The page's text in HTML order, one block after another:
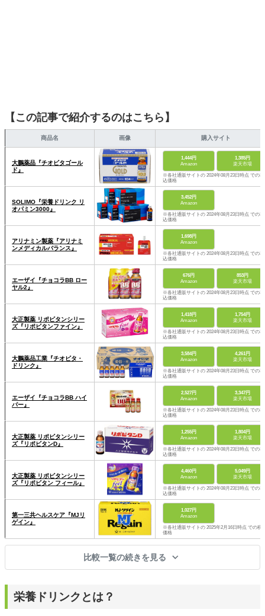
【この記事で紹介するのはこちら】
商品名 画像 購入サイト
大鵬薬品『チオビタゴール
ド』
1,444円
Amazon
1,385円
楽天市場
※各社通販サイトの 2024年08月23日時点 での税
込価格
SOLIMO『栄養ドリンク リ
オパミン3000』
3,452円
Amazon
※各社通販サイトの 2024年08月23日時点 での税
込価格
アリナミン製薬『アリナミ
ンメディカルバランス』
1,698円
Amazon
※各社通販サイトの 2024年08月23日時点 での税
込価格
エーザイ『チョコラBB ロー
ヤル2』
676円
Amazon
853円
楽天市場
※各社通販サイトの 2024年08月23日時点 での税
込価格
大正製薬 リポビタンシリー
ズ『リポビタンファイン』
1,418円
Amazon
1,754円
楽天市場
※各社通販サイトの 2024年08月23日時点 での税
込価格
大鵬薬品工業『チオビタ・
ドリンク』
3,584円
Amazon
4,261円
楽天市場
※各社通販サイトの 2024年08月23日時点 での税
込価格
エーザイ『チョコラBB ハイ
パー』
2,527円
Amazon
3,347円
楽天市場
※各社通販サイトの 2024年08月23日時点 での税
込価格
大正製薬 リポビタンシリー
ズ『リポビタンD』
1,255円
Amazon
1,804円
楽天市場
※各社通販サイトの 2024年08月23日時点 での税
込価格
大正製薬 リポビタンシリー
ズ『リポビタン フィール』
4,460円
Amazon
5,049円
楽天市場
※各社通販サイトの 2024年08月23日時点 での税
込価格
第一三共ヘルスケア『MJリ
ゲイン』
1,027円
Amazon
※各社通販サイトの 2025年2月16日時点 での税
価格
比較一覧の続きを見る
栄養ドリンクとは？